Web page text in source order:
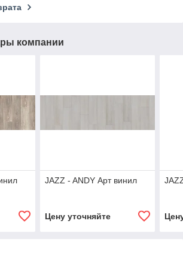
компании
JAZZ - ANDY Арт винил
Цену уточняйте